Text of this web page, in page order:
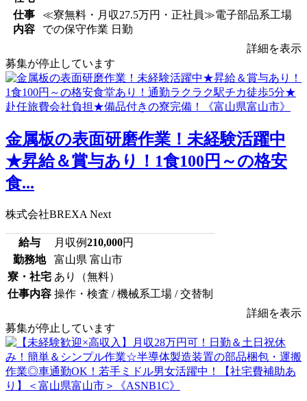
仕事
内容
≪寮無料・月収27.5万円・正社員≫電子部品系工場
での保守作業 日勤
詳細を表示
募集が停止しています
金属板の表面研磨作業！未経験活躍中
★昇給＆賞与あり！1食100円～の格安
食...
株式会社BREXA Next
給与 月収例210,000円
勤務地
富山県 富山市
寮・社宅 あり（無料）
仕事内容 操作・検査 / 機械系工場 / 交替制
詳細を表示
募集が停止しています